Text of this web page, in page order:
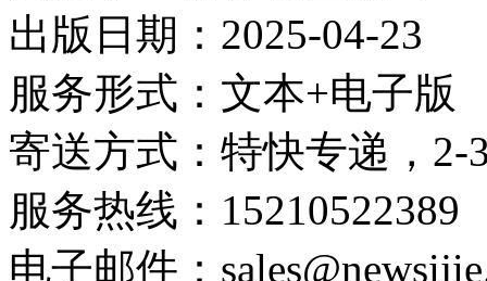
出版日期：2025-04-23
服务形式：文本+电子版
寄送方式：特快专递，2-
服务热线：15210522389
电子邮件：